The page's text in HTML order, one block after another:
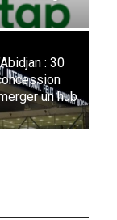
: Sadri
tête de la
d’Air
Tunisie et
aux
de la région